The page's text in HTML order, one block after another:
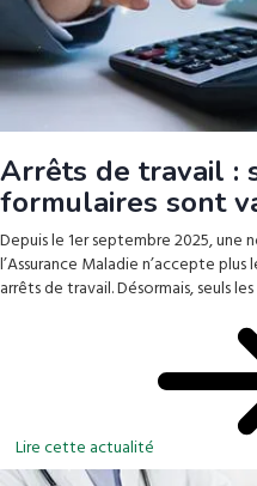
Arrêts de travail :
formulaires sont
Depuis le 1er septembre 2025, une
l’Assurance Maladie n’accepte
arrêts de travail. Désormais, seuls les
Lire cette actualité